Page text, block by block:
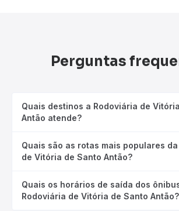
Perguntas
Quais destinos a Rodoviária de
Antão atende?
Quais são as rotas mais populares
de Vitória de Santo Antão?
Quais os horários de saída dos
Rodoviária de Vitória de Santo Antão?